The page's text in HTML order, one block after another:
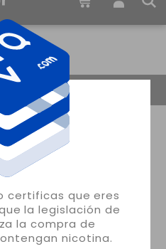
certificas que eres
la legislación de
la compra de
nicotina.
en 18m: 45s